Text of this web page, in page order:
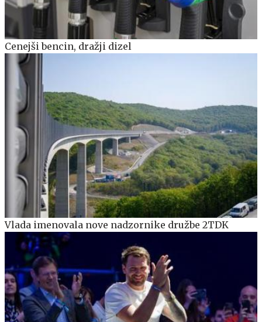
Cenejši bencin, dražji dizel
Vlada imenovala nove nadzornike družbe 2TDK